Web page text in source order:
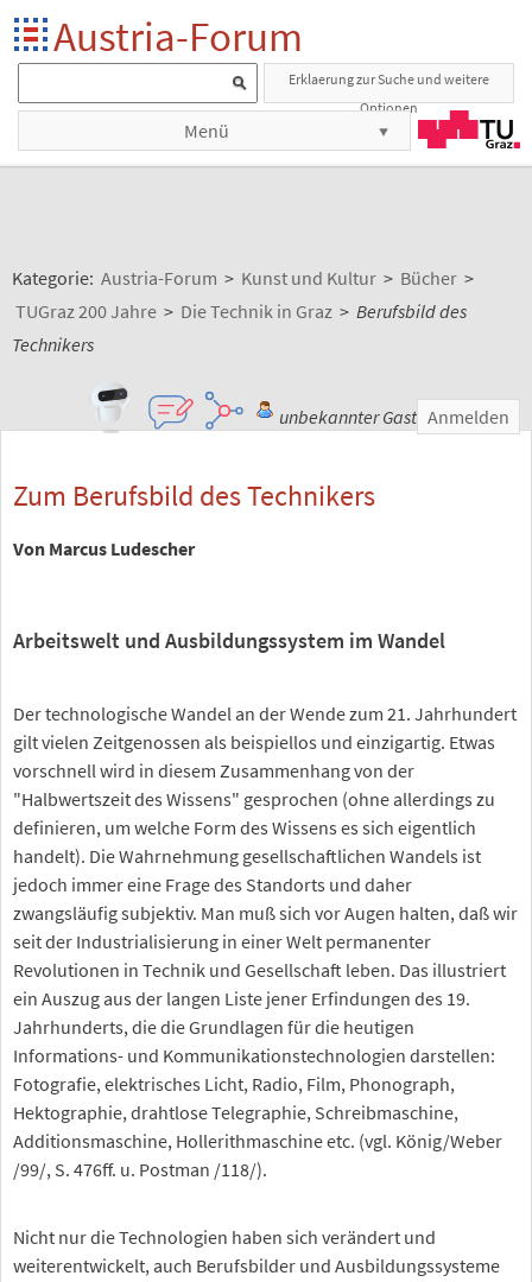
Austria-Forum
Erklaerung zur Suche und weitere
Optionen
Menü
Kategorie: Austria-Forum > Kunst und Kultur > Bücher >
TUGraz 200 Jahre > Die Technik in Graz > Berufsbild des
Technikers
unbekannter Gast Anmelden
Zum Berufsbild des Technikers
Von Marcus Ludescher
Arbeitswelt und Ausbildungssystem im Wandel
Der technologische Wandel an der Wende zum 21. Jahrhundert
gilt vielen Zeitgenossen als beispiellos und einzigartig. Etwas
vorschnell wird in diesem Zusammenhang von der
"Halbwertszeit des Wissens" gesprochen (ohne allerdings zu
definieren, um welche Form des Wissens es sich eigentlich
handelt). Die Wahrnehmung gesellschaftlichen Wandels ist
jedoch immer eine Frage des Standorts und daher
zwangsläufig subjektiv. Man muß sich vor Augen halten, daß wir
seit der Industrialisierung in einer Welt permanenter
Revolutionen in Technik und Gesellschaft leben. Das illustriert
ein Auszug aus der langen Liste jener Erfindungen des 19.
Jahrhunderts, die die Grundlagen für die heutigen
Informations- und Kommunikationstechnologien darstellen:
Fotografie, elektrisches Licht, Radio, Film, Phonograph,
Hektographie, drahtlose Telegraphie, Schreibmaschine,
Additionsmaschine, Hollerithmaschine etc. (vgl. König/Weber
/99/, S. 476ff. u. Postman /118/).
Nicht nur die Technologien haben sich verändert und
weiterentwickelt, auch Berufsbilder und Ausbildungssysteme